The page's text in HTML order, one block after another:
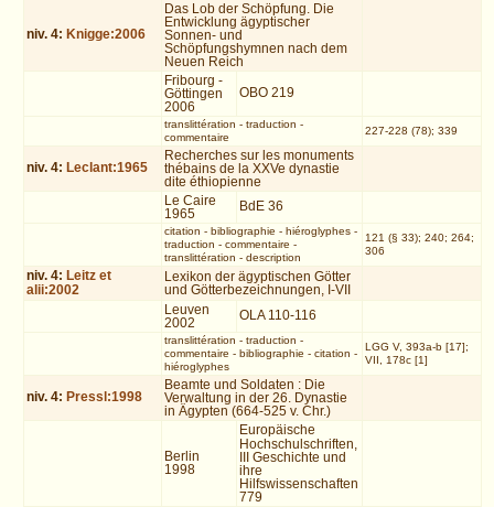
niv. 4: Knigge:2006
Das Lob der Schöpfung. Die
Entwicklung ägyptischer
Sonnen- und
Schöpfungshymnen nach dem
Neuen Reich
Fribourg -
Göttingen
2006
OBO 219
translittération - traduction -
commentaire
227-228 (78); 339
niv. 4: Leclant:1965
Recherches sur les monuments
thébains de la XXVe dynastie
dite éthiopienne
Le Caire
1965
BdE 36
citation - bibliographie - hiéroglyphes-
traduction - commentaire -
translittération - description
121 (§ 33); 240; 264;
306
niv. 4: Leitz et
alii:2002
Lexikon der ägyptischen Götter
und Götterbezeichnungen, I-VII
Leuven
2002
OLA 110-116
translittération - traduction -
commentaire - bibliographie - citation -
hiéroglyphes
LGG V, 393a-b [17];
VII, 178c [1]
niv. 4: Pressl:1998
Beamte und Soldaten : Die
Verwaltung in der 26. Dynastie
in Ägypten (664-525 v. Chr.)
Berlin
1998
Europäische
Hochschulschriften,
III Geschichte und
ihre
Hilfswissenschaften
779